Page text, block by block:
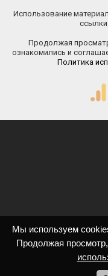
Использование
ссылки
Продолжая
ознакомились и
Политика
Мы используем
Продолжая